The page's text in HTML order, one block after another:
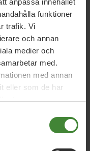
funktioner
trafik. Vi
och annan
medier och
med.
med annan
eller som de har
stärk
för vår natur